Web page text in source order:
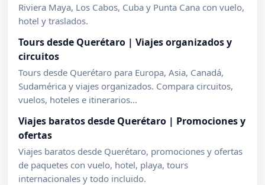
Riviera Maya, Los Cabos, Cuba y Punta Cana con vuelo,
hotel y traslados.
Tours desde Querétaro | Viajes organizados y
circuitos
Tours desde Querétaro para Europa, Asia, Canadá,
Sudamérica y viajes organizados. Compara circuitos,
vuelos, hoteles e itinerarios...
Viajes baratos desde Querétaro | Promociones y
ofertas
Viajes baratos desde Querétaro, promociones y ofertas
de paquetes con vuelo, hotel, playa, tours
internacionales y todo incluido.